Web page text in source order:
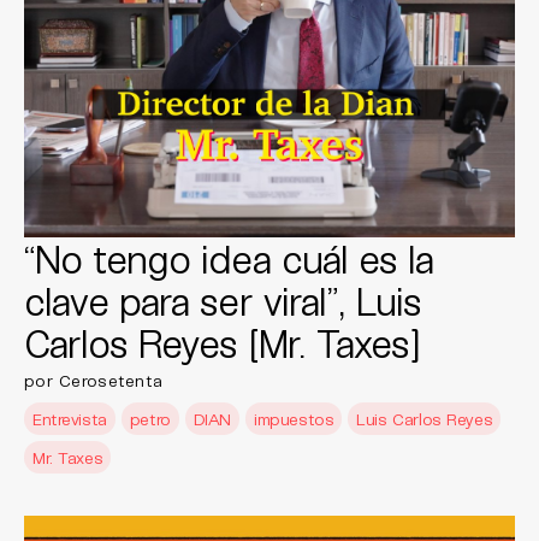
“No tengo idea cuál es la
clave para ser viral”, Luis
Carlos Reyes [Mr. Taxes]
por Cerosetenta
Entrevista
petro DIAN impuestos
Luis Carlos Reyes
Mr. Taxes